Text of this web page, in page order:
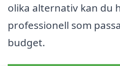
olika alternativ kan du
professionell som
budget.